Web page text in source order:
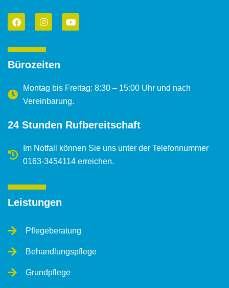
a
c
e
o
o
k
n
s
t
g
r
a
o
u
t
Bürozeiten
Montag bis Freitag: 8:30 – 15:00 Uhr und nach
Vereinbarung.
24 Stunden Rufbereitschaft
Im Notfall können Sie uns unter der Telefonnummer
0163-3454114 erreichen.
Leistungen
Pflegeberatung
Behandlungspflege
Grundpflege